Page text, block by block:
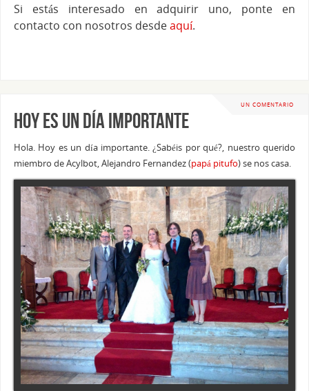
Si estás interesado en adquirir uno, ponte en
contacto con nosotros desdeaquí.
UN COMENTARIO
Hoy es un día importante
Hola. Hoy es un día importante. ¿Sabéis por qué?, nuestro querido
miembro de Acylbot, Alejandro Fernandez (papá pitufo) se nos casa.